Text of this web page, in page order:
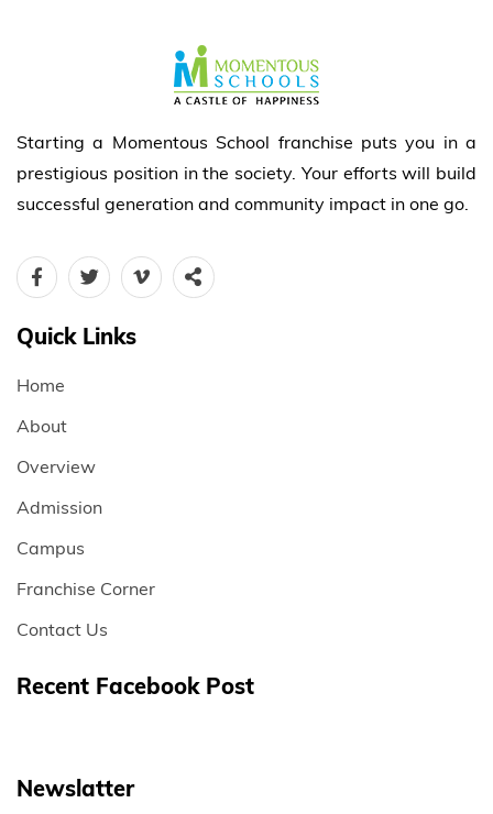
Starting a Momentous School franchise puts you in a
prestigious position in the society. Your efforts will build
successful generation and community impact in one go.
Quick Links
Home
About
Overview
Admission
Campus
Franchise Corner
Contact Us
Recent Facebook Post
Newslatter